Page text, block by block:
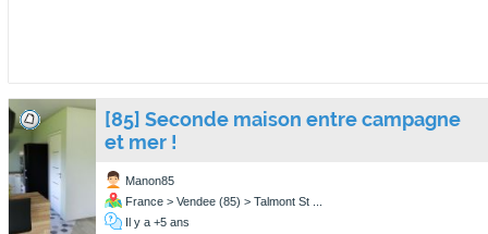
[85] Seconde maison entre campagne
et mer !
Manon85
France > Vendee (85) > Talmont St ...
Il y a +5 ans